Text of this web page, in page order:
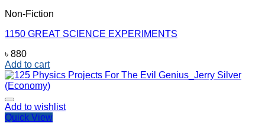
Non-Fiction
1150 GREAT SCIENCE EXPERIMENTS
৳ 880
Add to cart
Add to wishlist
Quick View